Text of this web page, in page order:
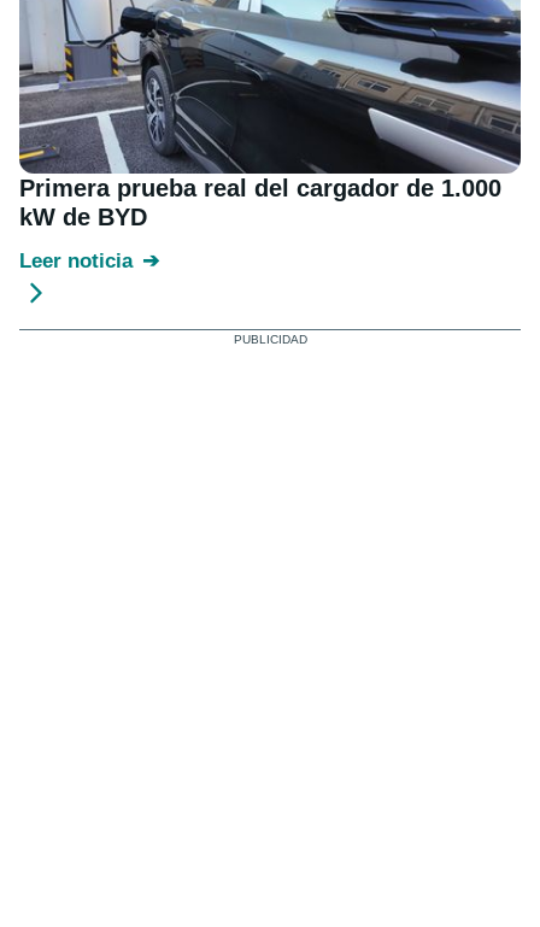
Primera prueba real del cargador de 1.000
kW de BYD
Leer noticia